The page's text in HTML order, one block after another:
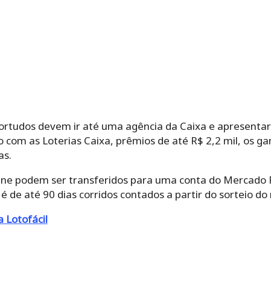
devem ir até uma agência da Caixa e apresentar
as Loterias Caixa, prêmios de até R$ 2,2 mil, os
podem ser transferidos para uma conta do Mercado
de até 90 dias corridos contados a partir do sorteio
Lotofácil